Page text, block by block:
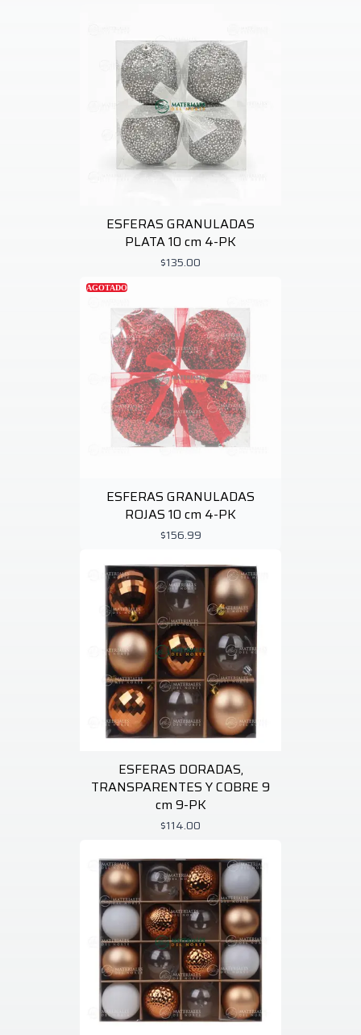
ESFERAS GRANULADAS
PLATA 10 cm 4-PK
$135.00
AGOTADO
ESFERAS GRANULADAS
ROJAS 10 cm 4-PK
$156.99
ESFERAS DORADAS,
TRANSPARENTES Y COBRE 9
cm 9-PK
$114.00